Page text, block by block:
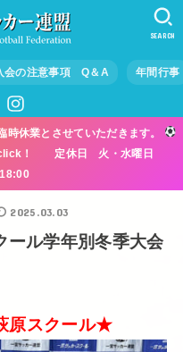
会の注意事項 Q＆A 年間行事
SEARCH
休業とさせていただきます。
click！ 定休日 火・水曜日
18:00
2025.03.03
ル学年別冬季大会
スクール★